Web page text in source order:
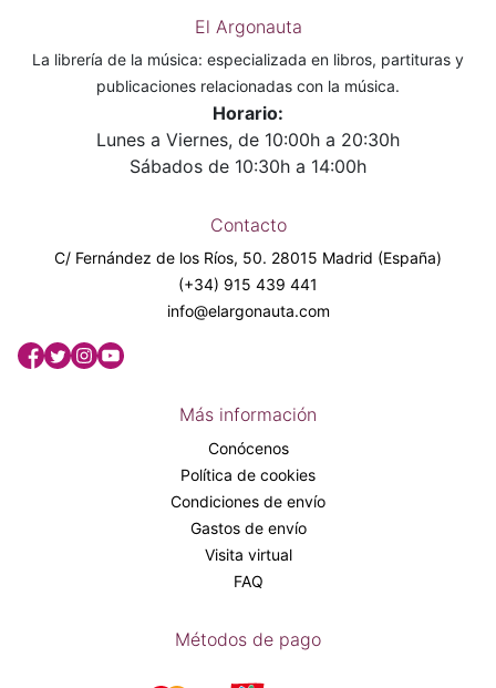
El Argonauta
La librería de la música: especializada en libros, partituras y
publicaciones relacionadas con la música.
Horario:
Lunes a Viernes, de 10:00h a 20:30h
Sábados de 10:30h a 14:00h
Contacto
C/ Fernández de los Ríos, 50. 28015 Madrid (España)
(+34) 915 439 441
info@elargonauta.com
Más información
Conócenos
Política de cookies
Condiciones de envío
Gastos de envío
Visita virtual
FAQ
Métodos de pago